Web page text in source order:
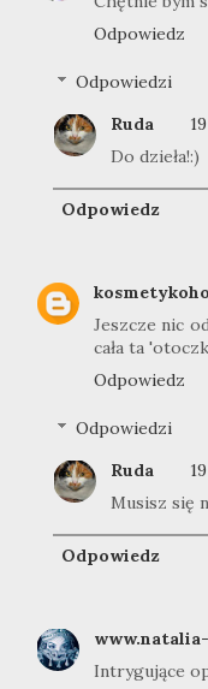
Odpowiedz
Odpowiedzi
Ruda
Do dzieła!:)
Odpowiedz
Jeszcze nic
cała ta
Odpowiedz
Odpowiedzi
Ruda
Musisz się
Odpowiedz
Intrygujące